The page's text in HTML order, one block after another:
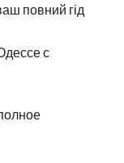
повний гід
с